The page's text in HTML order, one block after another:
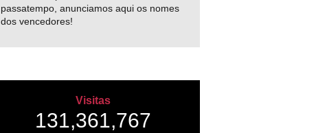
passatempo, anunciamos aqui os nomes
dos vencedores!
Visitas
131,361,767